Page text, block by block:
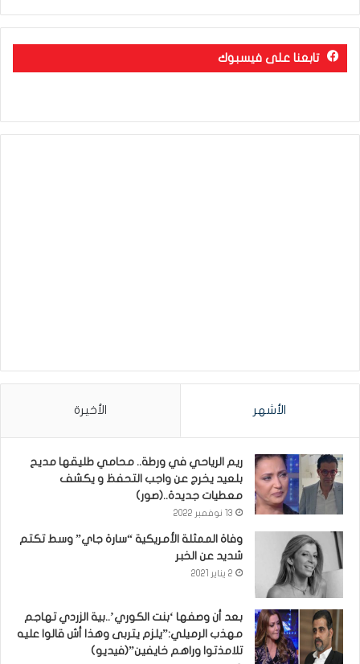
تابعنا على فيسبوك
الأشهر الأخيرة
ريم الرياحي في ورطة.. محامي طليقها مديح
بلعيد يخرج عن واجب التحفظ و يكشف
معطيات جديدة..(صور)
13 نوفمبر 2022
وفاة الممثلة الأمريكية “سارة جاي” وسط تكتم
شديد عن الخبر
2 يناير 2021
بعد أن وصفها ‘بنت الكوري’..بية الزردي تهاجم
مهذب الرميلي:”يلزم يتربى وهذا أش قالوا عليه
تلامذتوا وراهم خايفين”(فيديو)